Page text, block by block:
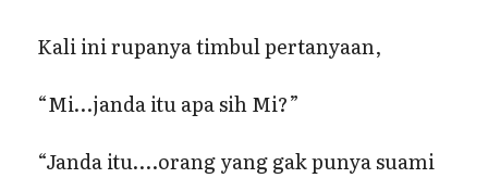
Kali ini rupanya timbul pertanyaan,
“Mi…janda itu apa sih Mi?”
“Janda itu….orang yang gak punya suami